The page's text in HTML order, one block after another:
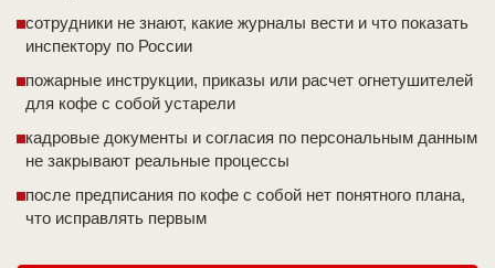
сотрудники не знают, какие журналы вести и что показать
инспектору по России
пожарные инструкции, приказы или расчет огнетушителей
для кофе с собой устарели
кадровые документы и согласия по персональным данным
не закрывают реальные процессы
после предписания по кофе с собой нет понятного плана,
что исправлять первым